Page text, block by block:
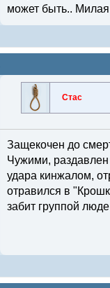
может быть..
Стас
Защекочен до
Чужими, раздавлен
удара кинжалом,
отравился в
забит группой